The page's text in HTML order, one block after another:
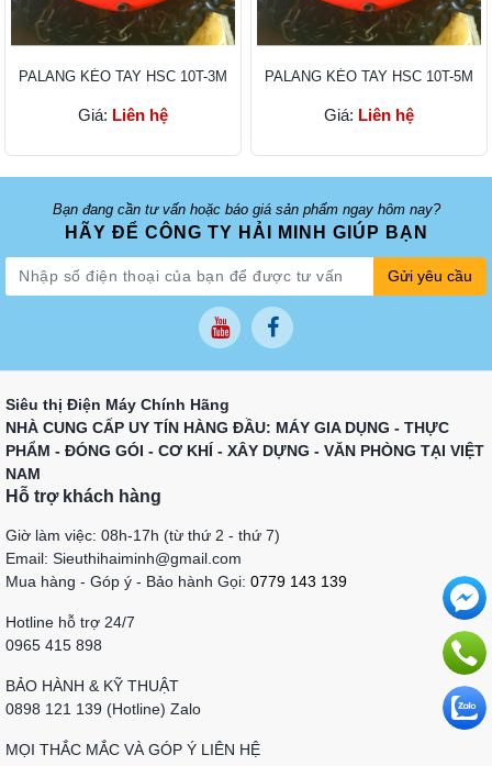
PALANG KÉO TAY HSC 10T-3M
Giá: Liên hệ
PALANG KÉO TAY HSC 10T-5M
Giá: Liên hệ
Bạn đang cần tư vấn hoặc báo giá sản phẩm ngay hôm nay?
HÃY ĐỂ CÔNG TY HẢI MINH GIÚP BẠN
Gửi yêu cầu
Siêu thị Điện Máy Chính Hãng
NHÀ CUNG CẤP UY TÍN HÀNG ĐẦU: MÁY GIA DỤNG - THỰC
PHẨM - ĐÓNG GÓI - CƠ KHÍ - XÂY DỰNG - VĂN PHÒNG TẠI VIỆT
NAM
Hỗ trợ khách hàng
Giờ làm việc: 08h-17h (từ thứ 2 - thứ 7)
Email: Sieuthihaiminh@gmail.com
Mua hàng - Góp ý - Bảo hành Gọi: 0779 143 139
Hotline hỗ trợ 24/7
0965 415 898
BẢO HÀNH & KỸ THUẬT
0898 121 139 (Hotline) Zalo
MỌI THẮC MẮC VÀ GÓP Ý LIÊN HỆ